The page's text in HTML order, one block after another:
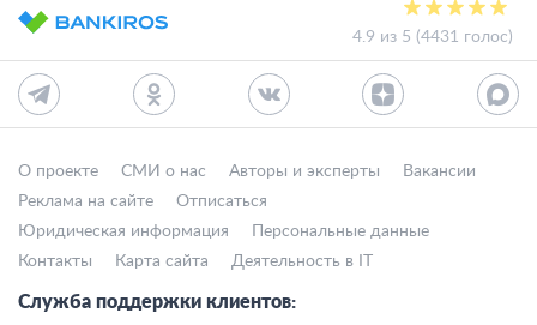
4.9 из 5 (4431 голос)
О проекте СМИ о нас Авторы и эксперты
Вакансии
Реклама на сайте
Отписаться
Юридическая информация
Персональные данные
Контакты
Карта сайта Деятельность в IT
Служба поддержки клиентов: